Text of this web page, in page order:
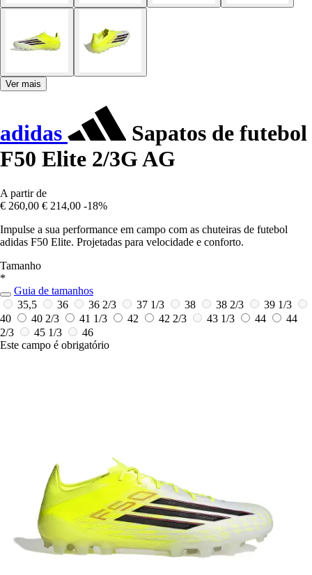
Ver mais
adidas
Sapatos de futebol
F50 Elite 2/3G AG
A partir de
€ 260,00 € 214,00 -18%
Impulse a sua performance em campo com as chuteiras de futebol
adidas F50 Elite. Projetadas para velocidade e conforto.
Tamanho
*
Guia de tamanhos
35,5
36 36 2/3 37 1/3 38 38 2/3
39 1/3
40
40 2/3 41 1/3 42 42 2/3 43 1/3 44
44
2/3
45 1/3
46
Este campo é obrigatório